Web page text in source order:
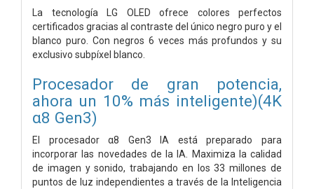
La tecnología LG OLED ofrece colores perfectos
certificados gracias al contraste del único negro puro y el
blanco puro. Con negros 6 veces más profundos y su
exclusivo subpíxel blanco.
Procesador de gran potencia,
ahora un 10% más inteligente)(4K
α8 Gen3)
El procesador α8 Gen3 IA está preparado para
incorporar las novedades de la IA. Maximiza la calidad
de imagen y sonido, trabajando en los 33 millones de
puntos de luz independientes a través de la Inteligencia